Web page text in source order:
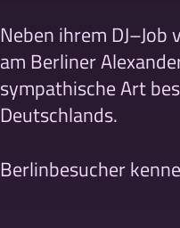
Neben ihrem
am Berliner
sympathische Art
Deutschlands.
Berlinbesucher